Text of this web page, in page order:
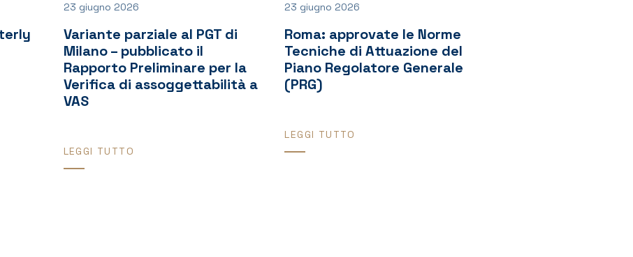
23 giugno 2026
Variante parziale al PGT di
Milano – pubblicato il
Rapporto Preliminare per la
Verifica di assoggettabilità a
VAS
LEGGI TUTTO
23 giugno 2026
Roma: approvate le Norme
Tecniche di Attuazione del
Piano Regolatore Generale
(PRG)
LEGGI TUTTO